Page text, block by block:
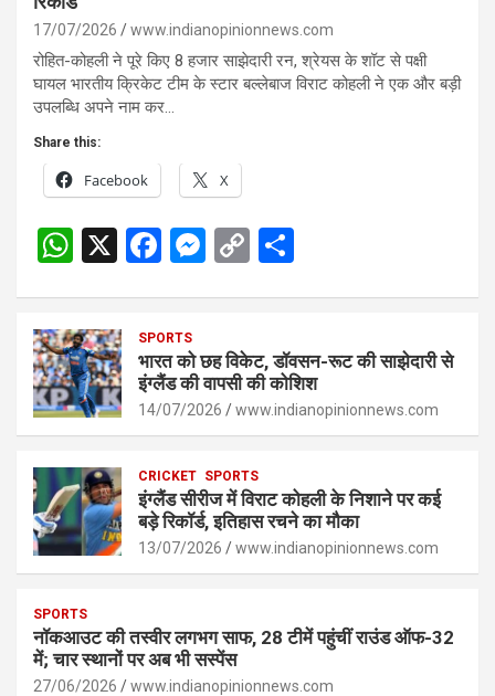
17/07/2026 www.indianopinionnews.com
रोहित-कोहली ने पूरे किए 8 हजार साझेदारी रन, श्रेयस के शॉट से पक्षी
घायल भारतीय क्रिकेट टीम के स्टार बल्लेबाज विराट कोहली ने एक और बड़ी
उपलब्धि अपने नाम कर…
Share this:
Facebook X
W
s
A
p
p
X
F
b
o
o
M
n
g
er
C
Li
n
k
e
SPORTS
भारत को छह विकेट, डॉवसन-रूट की साझेदारी से
इंग्लैंड की वापसी की कोशिश
14/07/2026 www.indianopinionnews.com
CRICKET SPORTS
इंग्लैंड सीरीज में विराट कोहली के निशाने पर कई
बड़े रिकॉर्ड, इतिहास रचने का मौका
13/07/2026 www.indianopinionnews.com
SPORTS
नॉकआउट की तस्वीर लगभग साफ, 28 टीमें पहुंचीं राउंड ऑफ-32
में; चार स्थानों पर अब भी सस्पेंस
27/06/2026 www.indianopinionnews.com